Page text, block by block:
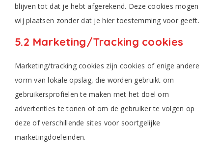
blijven tot dat je hebt afgerekend. Deze cookies mogen
wij plaatsen zonder dat je hier toestemming voor geeft.
5.2 Marketing/Tracking cookies
Marketing/tracking cookies zijn cookies of enige andere
vorm van lokale opslag, die worden gebruikt om
gebruikersprofielen te maken met het doel om
advertenties te tonen of om de gebruiker te volgen op
deze of verschillende sites voor soortgelijke
marketingdoeleinden.